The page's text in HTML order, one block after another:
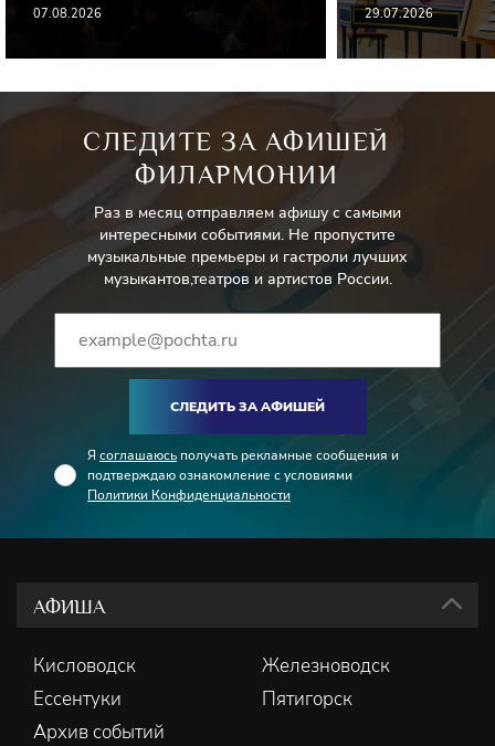
07.08.2026 29.07.2026
СЛЕДИТЕ ЗА АФИШЕЙ
ФИЛАРМОНИИ
Раз в месяц отправляем афишу с самыми
интересными событиями. Не пропустите
музыкальные премьеры и гастроли лучших
музыкантов,театров и артистов России.
СЛЕДИТЬ ЗА АФИШЕЙ
Я соглашаюсь получать рекламные сообщения и
подтверждаю ознакомление с условиями
Политики Конфиденциальности
АФИША
Кисловодск
Железноводск
Ессентуки
Пятигорск
Архив событий